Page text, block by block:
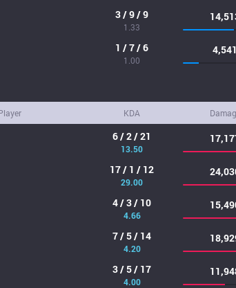
3 / 9 / 9
1.33
1 / 7 / 6
1.00
4,541
KDA
6 / 2 / 21
13.50
17 / 1 / 12
29.00
4 / 3 / 10
4.66
7 / 5 / 14
4.20
3 / 5 / 17
4.00